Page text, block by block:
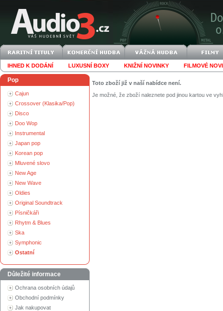
IHNED K DODÁNÍ LUXUSNÍ BOXY KNIŽNÍ NOVINKY FILMOVÉ
Pop
Cajun
Crossover (Klasika/Pop)
Disco
Doo Wop
Instrumental
Japan pop
Korean pop
Mluvené slovo
New Age
New Wave
Oldies
Original Soundtrack
Písničkáři
Rhytm & Blues
Ska
Symphonic
Ostatní
Důležité informace
Ochrana osobních údajů
Obchodní podmínky
Jak nakupovat
Toto zboží již v naší nabídce není.
Je možné, že zboží naleznete pod jinou kartou ve